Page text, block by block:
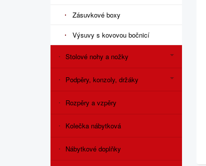
Zásuvkové boxy
Výsuvy s kovovou bočnicí
Stolové nohy a nožky
Podpěry, konzoly, držáky
Rozpěry a vzpěry
Kolečka nábytková
Nábytkové doplňky